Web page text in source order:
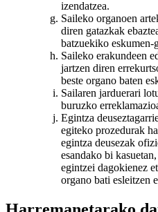
izendatzea.
Saileko organoen
diren gatazkak
batzuekiko eskumen-
Saileko erakundeen
jartzen diren
beste organo baten
Sailaren jarduerari
buruzko
Egintza
egiteko prozedurak
egintza deusezak
esandako bi
egintzei dagokienez
organo bati esleitzen